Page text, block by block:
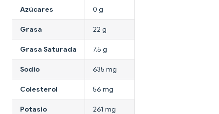
Azúcares 0 g
Grasa 22 g
Grasa Saturada 7,5 g
Sodio 635 mg
Colesterol 56 mg
Potasio 261 mg